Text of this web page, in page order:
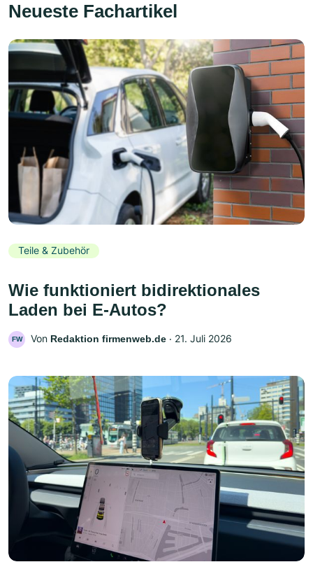
Neueste Fachartikel
Teile & Zubehör
Wie funktioniert bidirektionales
Laden bei E-Autos?
FW Von Redaktion firmenweb.de ‧ 21. Juli 2026